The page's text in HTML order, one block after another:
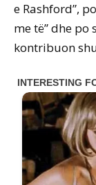
e Rashford”,
me të” dhe
kontribuon